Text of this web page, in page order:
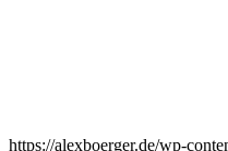
https://alexboerger.de/wp-